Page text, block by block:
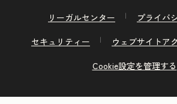
リーガルセンター
プライバ
セキュリティー
ウェブサイトア
Cookie設定を管理する